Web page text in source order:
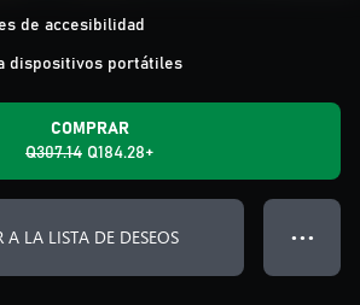
de accesibilidad
dispositivos portátiles
COMPRAR
Q307.14 Q184.28+
A LA LISTA DE DESEOS ● ● ●